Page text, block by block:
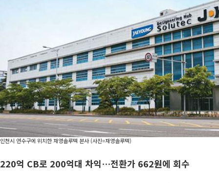
인천시 연수구에 위치한 재영솔루텍 본사 (사진=재영솔루텍)
220억 CB로 200억대 차익…전환가 662원에 회수